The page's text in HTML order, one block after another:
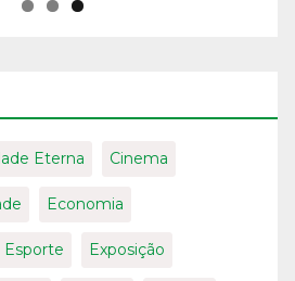
Eterna Cinema
Economia
Esporte Exposição